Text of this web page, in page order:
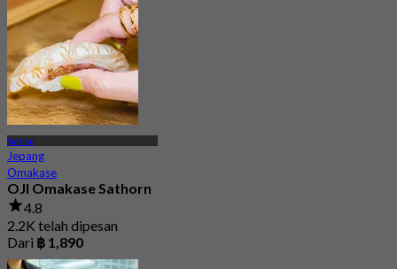
Sathon
Jepang
Omakase
OJI Omakase Sathorn
4.8
2.2K telah dipesan
Dari ฿ 1,890